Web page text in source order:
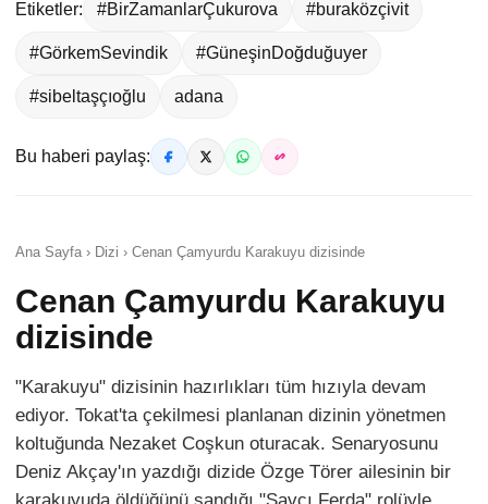
Etiketler: #BirZamanlarÇukurova #buraközçivit
#GörkemSevindik #GüneşinDoğduğuyer
#sibeltaşçıoğlu adana
Bu haberi paylaş:
Ana Sayfa › Dizi › Cenan Çamyurdu Karakuyu dizisinde
Cenan Çamyurdu Karakuyu
dizisinde
"Karakuyu" dizisinin hazırlıkları tüm hızıyla devam
ediyor. Tokat'ta çekilmesi planlanan dizinin yönetmen
koltuğunda Nezaket Coşkun oturacak. Senaryosunu
Deniz Akçay'ın yazdığı dizide Özge Törer ailesinin bir